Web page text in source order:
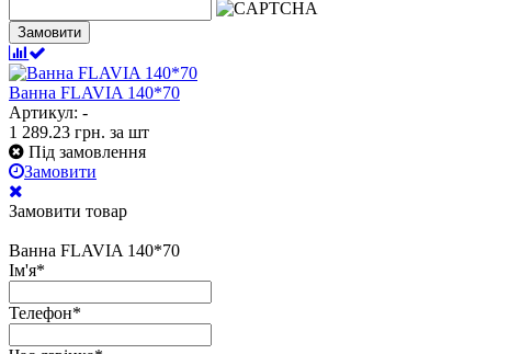
Замовити
Ванна FLAVIA 140*70
Артикул: -
1 289.23 грн. за шт
Під замовлення
Замовити
Замовити товар
Ванна FLAVIA 140*70
Ім'я*
Телефон*